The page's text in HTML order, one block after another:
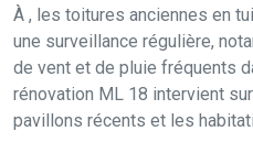
À , les toitures anciennes en
une surveillance régulière,
de vent et de pluie fréquents
rénovation ML 18 intervient
pavillons récents et les